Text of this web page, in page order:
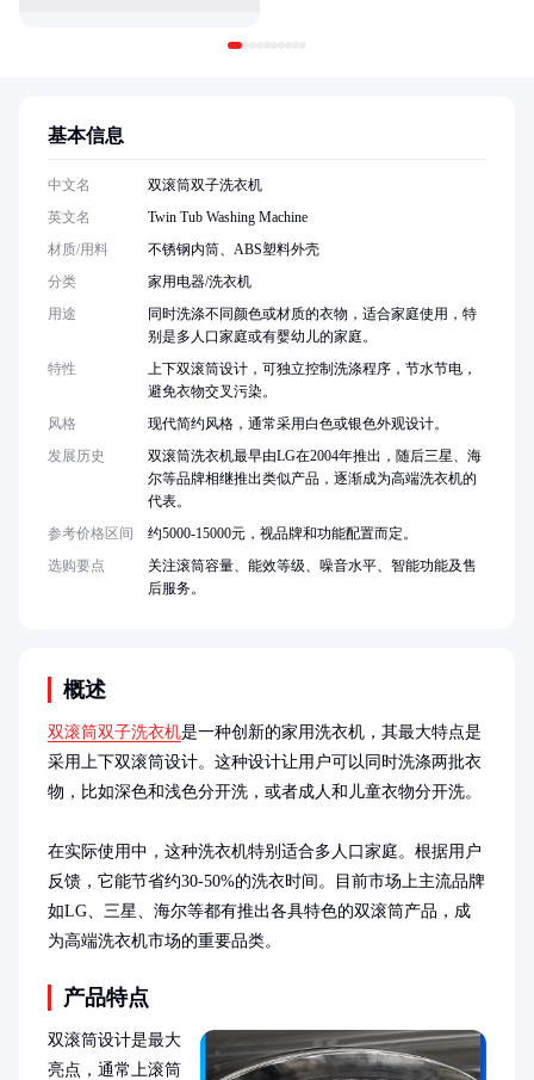
概述
双滚筒双子洗衣机是一种创新的家用洗衣机，其最大特点是
采用上下双滚筒设计。这种设计让用户可以同时洗涤两批衣
物，比如深色和浅色分开洗，或者成人和儿童衣物分开洗。
在实际使用中，这种洗衣机特别适合多人口家庭。根据用户
反馈，它能节省约30-50%的洗衣时间。目前市场上主流品牌
如LG、三星、海尔等都有推出各具特色的双滚筒产品，成
为高端洗衣机市场的重要品类。
产品特点
双滚筒设计是最大
亮点，通常上滚筒
基本信息
中文名
双滚筒双子洗衣机
英文名
Twin Tub Washing Machine
材质/用料
不锈钢内筒、ABS塑料外壳
分类
家用电器/洗衣机
用途
同时洗涤不同颜色或材质的衣物，适合家庭使用，特
别是多人口家庭或有婴幼儿的家庭。
特性
上下双滚筒设计，可独立控制洗涤程序，节水节电，
避免衣物交叉污染。
风格
现代简约风格，通常采用白色或银色外观设计。
发展历史
双滚筒洗衣机最早由LG在2004年推出，随后三星、海
尔等品牌相继推出类似产品，逐渐成为高端洗衣机的
代表。
参考价格区间
约5000-15000元，视品牌和功能配置而定。
选购要点
关注滚筒容量、能效等级、噪音水平、智能功能及售
后服务。